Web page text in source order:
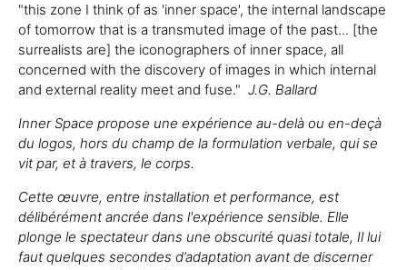
"this zone I think of as 'inner space', the internal landscape
of tomorrow that is a transmuted image of the past... [the
surrealists are] the iconographers of inner space, all
concerned with the discovery of images in which internal
and external reality meet and fuse." J.G. Ballard
Inner Space propose une expérience au-delà ou en-deçà
du logos, hors du champ de la formulation verbale, qui se
vit par, et à travers, le corps.
Cette œuvre, entre installation et performance, est
délibérément ancrée dans l'expérience sensible. Elle
plonge le spectateur dans une obscurité quasi totale, Il lui
faut quelques secondes d’adaptation avant de discerner